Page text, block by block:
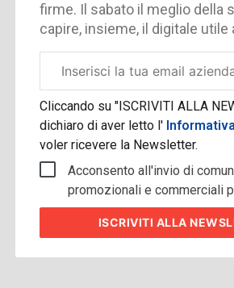
firme. Il sabato il meglio della
capire, insieme, il digitale utile
aziendale
Cliccando su "ISCRIVITI ALLA
dichiaro di aver letto l'
voler ricevere la Newsletter.
Acconsento all'invio di
promozionali e commerciali
ISCRIVITI ALLA